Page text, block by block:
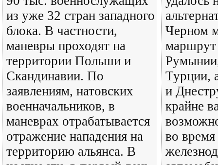
из уже 32 стран западного
блока. В частности,
маневры проходят на
территории Польши и
Скандинавии. По
заявлениям, натовских
военначальников, в
маневрах отрабатывается
отражение нападения на
территорию альянса. В
Черном
маршрут
Турции,
и
крайне
во